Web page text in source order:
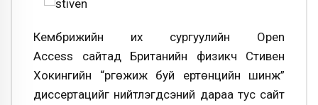
Кембрижийн их сургуулийн Open
Access сайтад Британийн физикч Стивен
Хокингийн “Өргөжиж буй ертөнцийн шинж”
диссертацийг нийтлэгдсэний дараа тус сайт